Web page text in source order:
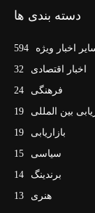
دسته بندی ها
اخبار ویژه
594
اخبار اقتصادی
32
فرهنگی
24
بین المللی
19
بازاریابی
19
سیاسی
15
برندینگ
14
هنری
13